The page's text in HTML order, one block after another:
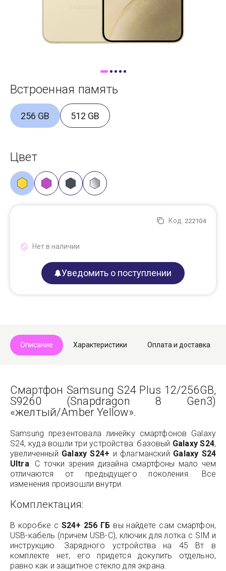
Встроенная память
256 GB 512 GB
Цвет
Код: 222104
Нет в наличии
Уведомить о поступлении
Описание Характеристики Оплата и доставка
Смартфон Samsung S24 Plus 12/256GB,
S9260 (Snapdragon 8 Gen3)
«желтый/Amber Yellow».
Samsung презентовала линейку смартфонов Galaxy
S24, куда вошли три устройства: базовый Galaxy S24,
увеличенный Galaxy S24+ и флагманский Galaxy S24
Ultra. С точки зрения дизайна смартфоны мало чем
отличаются от предыдущего поколения. Все
изменения произошли внутри.
Комплектация:
В коробке с S24+ 256 ГБ вы найдете сам смартфон,
USB-кабель (причем USB-C), ключик для лотка с SIM и
инструкцию. Зарядного устройства на 45 Вт в
комплекте нет, его придется докупить отдельно,
равно как и защитное стекло для экрана.